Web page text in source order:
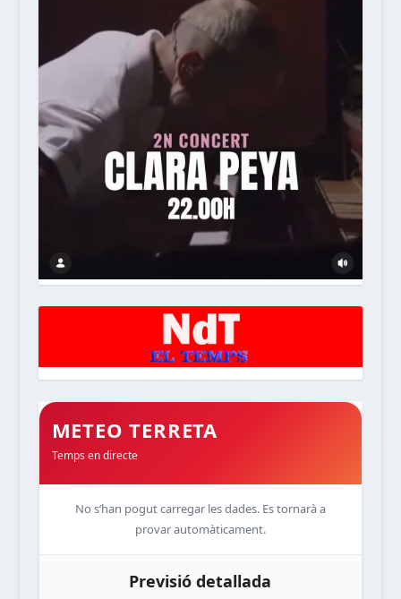
METEO TERRETA
Temps en directe
No s’han pogut carregar les dades. Es tornarà a
provar automàticament.
Previsió detallada